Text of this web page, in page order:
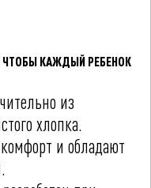
КАЖДЫЙ РЕБЕНОК
из
хлопка.
и обладают